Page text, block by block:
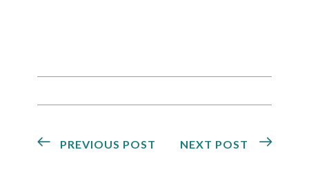
PREVIOUS POST NEXT POST